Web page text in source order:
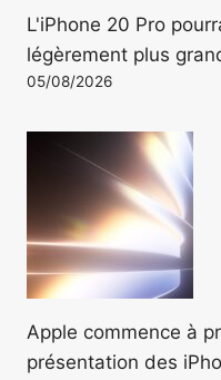
L'iPhone 20 Pro
légèrement plus
05/08/2026
Apple commence à
présentation des